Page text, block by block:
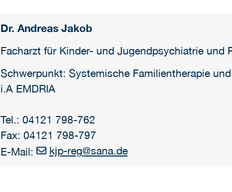
Dr. Andreas Jakob
Facharzt für Kinder- und Jugendpsychiatrie und
Schwerpunkt: Systemische Familientherapie
i.A EMDRIA
Tel.: 04121 798-762
Fax: 04121 798-797
E-Mail:
kjp-reg@sana.de